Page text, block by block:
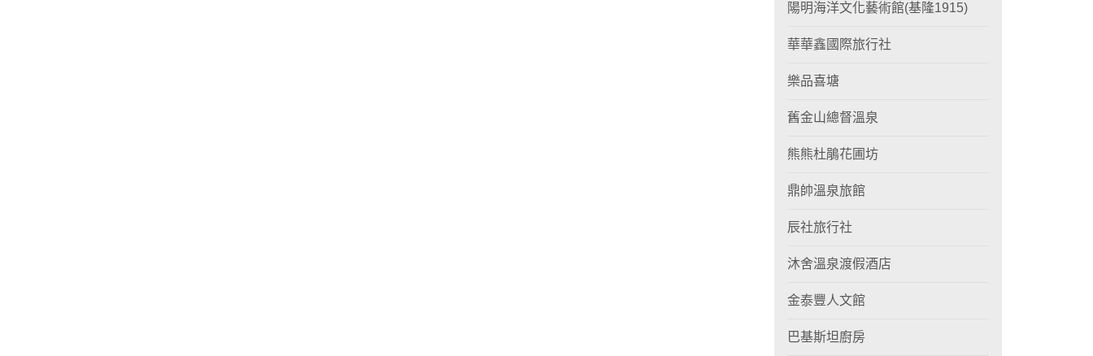
陽明海洋文化藝術館(基隆1915)
華華鑫國際旅行社
樂品喜塘
舊金山總督溫泉
熊熊杜鵑花圃坊
鼎帥溫泉旅館
辰社旅行社
沐舍溫泉渡假酒店
金泰豐人文館
巴基斯坦廚房